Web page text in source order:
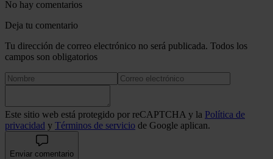
No hay comentarios
Deja tu comentario
Tu dirección de correo electrónico no será publicada. Todos los
campos son obligatorios
Este sitio web está protegido por reCAPTCHA y la Política de
privacidad y Términos de servicio de Google aplican.
Enviar comentario